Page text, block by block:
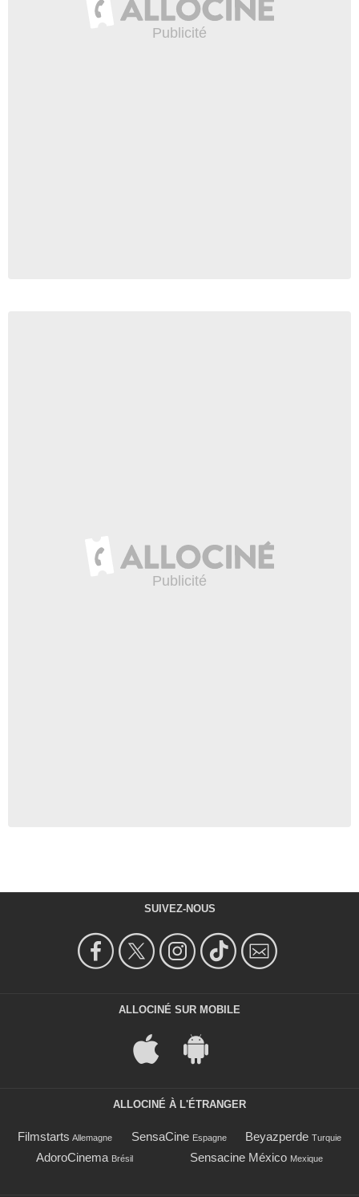
SUIVEZ-NOUS
ALLOCINÉ SUR MOBILE
ALLOCINÉ À L'ÉTRANGER
Filmstarts Allemagne SensaCine Espagne Beyazperde Turquie
AdoroCinema Brésil Sensacine México Mexique